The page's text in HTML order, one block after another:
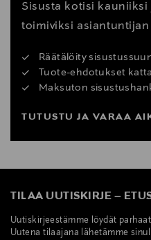
Sisusta kotisi
toimiviksi asiantuntijan
Räätälöity
Tuote-ehdotukset
Maksuton
TUTUSTU JA VARAA
TILAA UUTISKIRJE –
Uutiskirjeestämme löydät
Uutena tilaajana lähetämme